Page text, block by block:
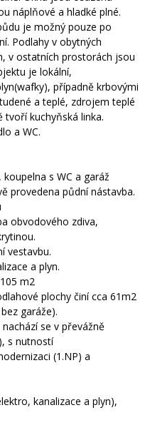
náplňové a hladké plné.
je možný pouze po
Podlahy v obytných
v ostatních prostorách jsou
je lokální,
případně krbovými
a teplé, zdrojem teplé
tvoří kuchyňská linka.
a WC.
s WC a garáž
provedena půdní nástavba.
obvodového zdiva,
vestavbu.
a plyn.
m2
plochy činí cca 61m2
garáže).
se v převážně
s nutností
(1.NP) a
kanalizace a plyn),